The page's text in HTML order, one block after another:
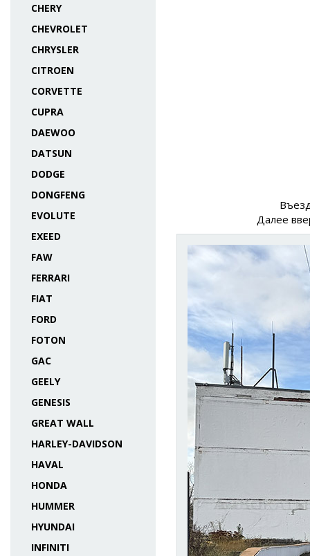
CHERY
CHEVROLET
CHRYSLER
CITROEN
CORVETTE
CUPRA
DAEWOO
DATSUN
DODGE
DONGFENG
EVOLUTE
EXEED
FAW
FERRARI
FIAT
FORD
FOTON
GAC
GEELY
GENESIS
GREAT WALL
HARLEY-DAVIDSON
HAVAL
HONDA
HUMMER
HYUNDAI
INFINITI
Далее